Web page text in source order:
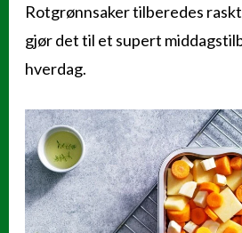
Rotgrønnsaker tilberedes
gjør det til et supert
hverdag.